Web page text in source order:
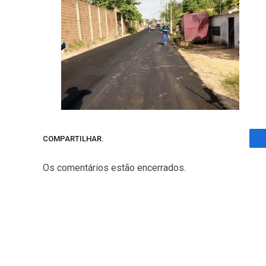
COMPARTILHAR.
Os comentários estão encerrados.